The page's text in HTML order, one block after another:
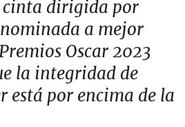
cinta dirigida por
a mejor
Oscar 2023
la integridad de
está por encima de la